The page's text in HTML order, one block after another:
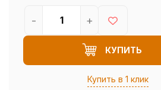
КУПИТЬ
Купить в 1 клик
- +